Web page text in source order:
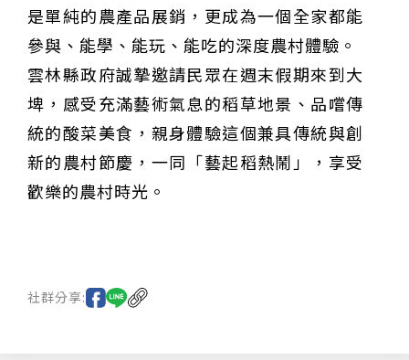
是單純的農產品展銷，更成為一個全家都能
參與、能學、能玩、能吃的深度農村體驗。
雲林縣政府誠摯邀請民眾在週末假期來到大
埤，感受充滿藝術氣息的稻草地景、品嚐傳
統的酸菜美食，親身體驗這個兼具傳統與創
新的農村節慶，一同「藝起稻熱鬧」，享受
歡樂的農村時光。
社群分享: